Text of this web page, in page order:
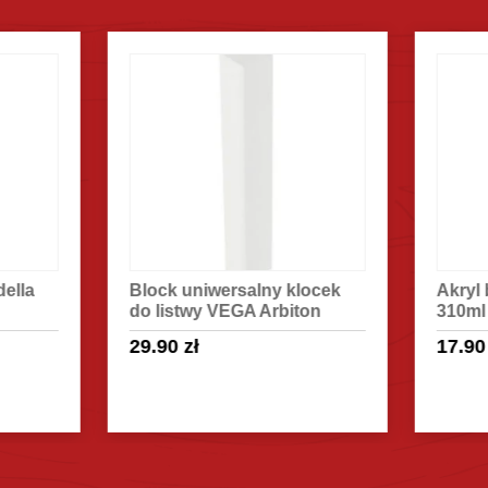
uniwersalny klocek
listwy VEGA Arbiton
Akryl biały Arbiton
310ml